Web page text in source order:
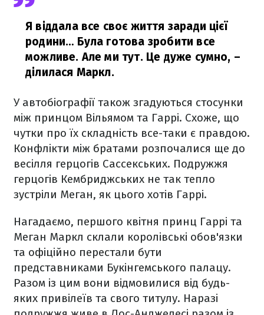
Я віддала все своє життя заради цієї
родини… Була готова зробити все
можливе. Але ми тут. Це дуже сумно, –
ділилася Маркл.
У автобіографії також згадуються стосунки
між принцом Вільямом та Гаррі. Схоже, що
чутки про їх складність все-таки є правдою.
Конфлікти між братами розпочалися ще до
весілля герцогів Сассекських. Подружжя
герцогів Кембриджських не так тепло
зустріли Меган, як цього хотів Гаррі.
Нагадаємо, першого квітня принц Гаррі та
Меган Маркл склали королівські обов'язки
та офіційно перестали бути
представниками Букінгемського палацу.
Разом із цим вони відмовилися від будь-
яких привілеїв та свого титулу. Наразі